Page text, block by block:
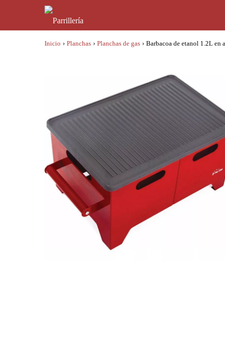
Inicio › Planchas › Planchas de gas › Barbacoa de etanol 1.2L en